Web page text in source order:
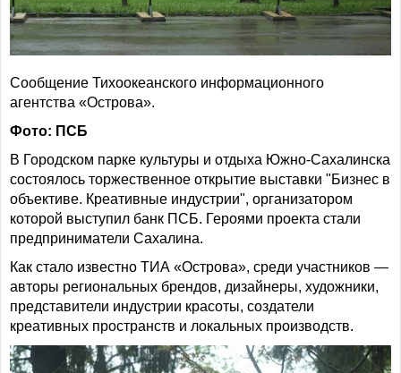
Сообщение Тихоокеанского информационного
агентства «Острова».
Фото: ПСБ
В Городском парке культуры и отдыха Южно-Сахалинска
состоялось торжественное открытие выставки "Бизнес в
объективе. Креативные индустрии", организатором
которой выступил банк ПСБ. Героями проекта стали
предприниматели Сахалина.
Как стало известно ТИА «Острова», среди участников —
авторы региональных брендов, дизайнеры, художники,
представители индустрии красоты, создатели
креативных пространств и локальных производств.